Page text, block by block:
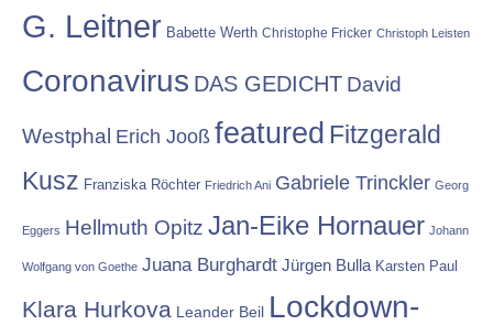
G. Leitner Babette Werth Christophe Fricker Christoph Leisten
Coronavirus DAS GEDICHT David
Westphal Erich Jooß featured Fitzgerald
Kusz Franziska Röchter Friedrich Ani Gabriele Trinckler Georg
Eggers Hellmuth Opitz Jan-Eike Hornauer Johann
Wolfgang von Goethe Juana Burghardt Jürgen Bulla Karsten Paul
Klara Hurkova Leander Beil Lockdown-